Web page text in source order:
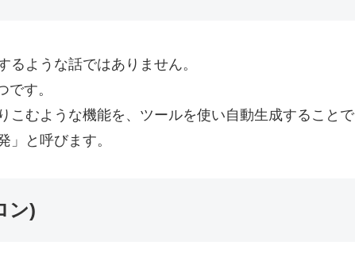
ような話ではありません。
す。
こむような機能を、ツールを使い自動生成することで
」と呼びます。
ン)